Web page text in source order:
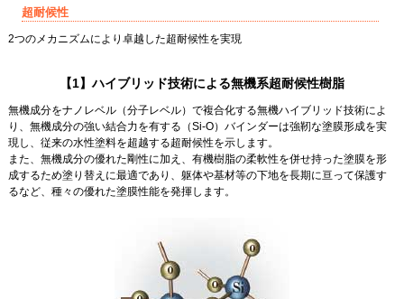
超耐候性
2つのメカニズムにより卓越した超耐候性を実現
【1】ハイブリッド技術による無機系超耐候性樹脂
無機成分をナノレベル（分子レベル）で複合化する無機ハイブリッド技術によ
り、無機成分の強い結合力を有する（Si-O）バインダーは強靭な塗膜形成を実
現し、従来の水性塗料を超越する超耐候性を示します。
また、無機成分の優れた剛性に加え、有機樹脂の柔軟性を併せ持った塗膜を形
成するため塗り替えに最適であり、躯体や基材等の下地を長期に亘って保護す
るなど、種々の優れた塗膜性能を発揮します。